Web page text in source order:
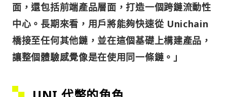
面，還包括前端產品層面，打造一個跨鏈流動性
中心。長期來看，用戶將能夠快速從 Unichain
橋接至任何其他鏈，並在這個基礎上構建產品，
讓整個體驗感覺像是在使用同一條鏈。」